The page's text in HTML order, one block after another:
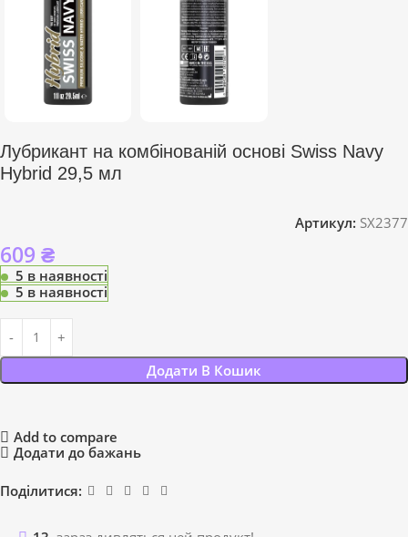
Лубрикант на комбінованій основі Swiss Navy
Hybrid 29,5 мл
Артикул: SX2377
609 ₴
5 в наявності
5 в наявності
Додати В Кошик
Add to compare
Додати до бажань
Поділитися: